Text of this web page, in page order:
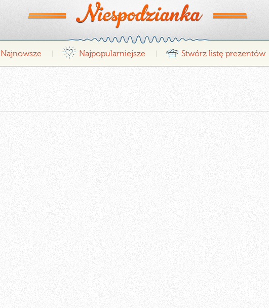
Najnowsze ¤ Najpopularniejsze r Stwórz listę prezentów